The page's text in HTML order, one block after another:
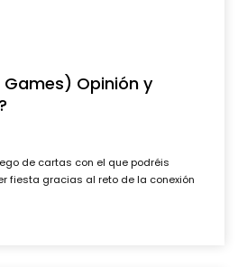
Games) Opinión y
de cartas con el que podréis
fiesta gracias al reto de la conexión